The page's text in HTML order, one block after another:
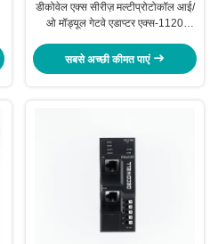
डीकोवेल एक्स सीरीज़ मल्टीप्रोटोकॉल आई/
ओ मॉड्यूल गेटवे एडाप्टर एक्स-1120
सबसे अच्छी कीमत पाएं